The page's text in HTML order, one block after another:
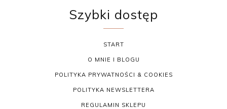
Szybki dostęp
START
O MNIE I BLOGU
POLITYKA PRYWATNOŚCI & COOKIES
POLITYKA NEWSLETTERA
REGULAMIN SKLEPU